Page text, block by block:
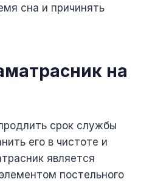
сна и причинять
на
срок службы
его в чистоте и
является
постельного